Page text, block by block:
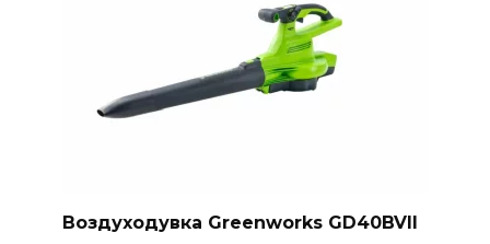
Воздуходувка Greenworks GD40BVII